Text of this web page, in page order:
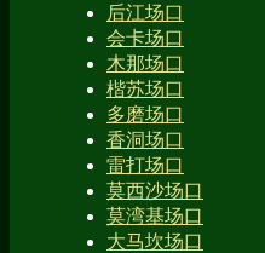
后江场口
会卡场口
木那场口
楷苏场口
多磨场口
香洞场口
雷打场口
莫西沙场口
莫湾基场口
大马坎场口